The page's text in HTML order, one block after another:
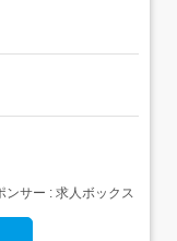
ンサー : 求人ボックス